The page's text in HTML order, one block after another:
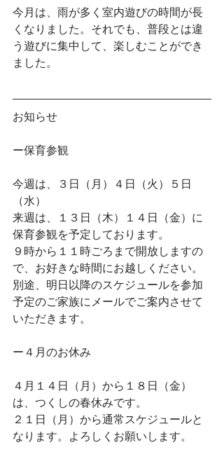
今月は、雨が多く室内遊びの時間が長
くなりました。それでも、普段とは違
う遊びに集中して、楽しむことができ
ました。
お知らせ
ー保育参観
今週は、３日（月）４日（火）５日
（水）
来週は、１３日（木）１４日（金）に
保育参観を予定しております。
９時から１１時ごろまで開放しますの
で、お好きな時間にお越しください。
別途、明日以降のスケジュールを参加
予定のご家族にメールでご案内させて
いただきます。
ー４月のお休み
４月１４日（月）から１８日（金）
は、つくしの春休みです。
２１日（月）から通常スケジュールと
なります。よろしくお願いします。